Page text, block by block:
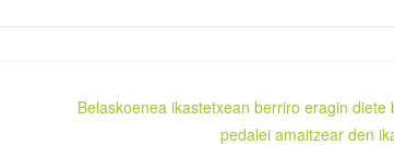
Belaskoenea ikastetxean berriro eragin diete
pedalei amaitzear den